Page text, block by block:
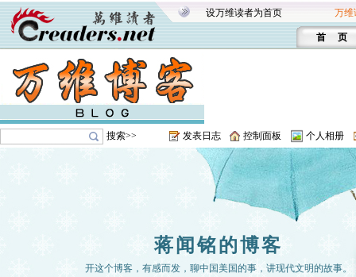
设万维读者为首页 万维
首 页
搜索>> 发表日志 控制面板 个人相册
蒋闻铭的博客
开这个博客，有感而发，聊中国美国的事，讲现代文明的故事。